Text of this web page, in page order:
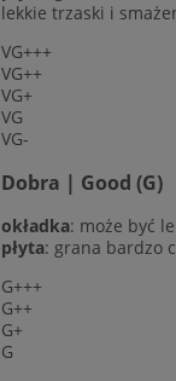
lekkie trzaski i
VG+++
VG++
VG+
VG
VG-
Dobra | Good (G)
okładka: może być
płyta: grana bardzo
G+++
G++
G+
G